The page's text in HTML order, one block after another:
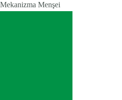
Mekanizma Menşei